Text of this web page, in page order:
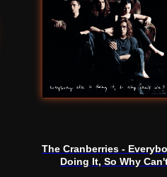
The Cranberries -
Doing It, So Why